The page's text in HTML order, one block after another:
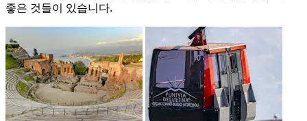
좋은 것들이 있습니다.